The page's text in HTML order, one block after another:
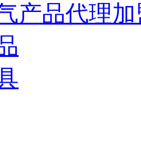
产品代理加